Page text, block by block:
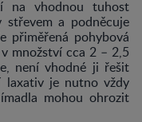
na vhodnou tuhost
a podněcuje
přiměřená pohybová
množství cca 2 – 2,5
není vhodné ji řešit
laxativ je nutno vždy
mohou ohrozit